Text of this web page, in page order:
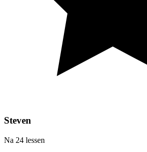
Steven
Na 24 lessen